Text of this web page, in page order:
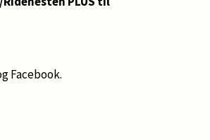
Facebook.